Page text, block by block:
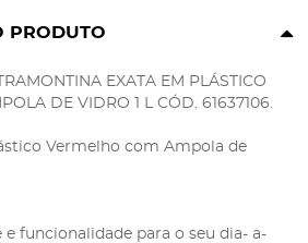
PRODUTO
EXATA EM PLÁSTICO
DE VIDRO 1 L CÓD. 61637106.
Vermelho com Ampola de
funcionalidade para o seu dia- a-